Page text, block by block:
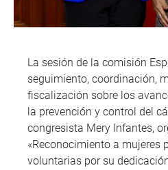
La sesión de la comisión
seguimiento, coordinación,
fiscalización sobre los
la prevención y control del
congresista Mery Infantes,
«Reconocimiento a mujeres
voluntarias por su